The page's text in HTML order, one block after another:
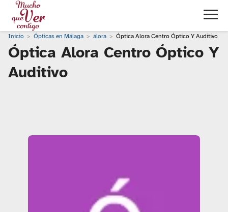
Inicio Ópticas en Málaga álora Óptica Alora Centro Óptico Y Auditivo
Óptica Alora Centro Óptico Y
Auditivo